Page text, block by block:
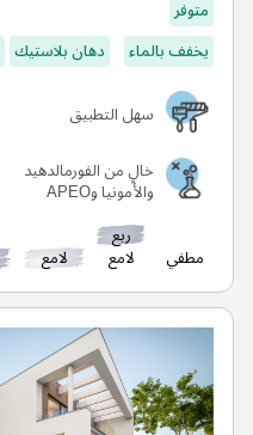
متوفر
يخفف بالماء
دهان بلاستيك
سهل التطبيق
خالٍ من الفورمالدهيد
والأمونيا وAPEO
مطفي
ربع
لامع لامع